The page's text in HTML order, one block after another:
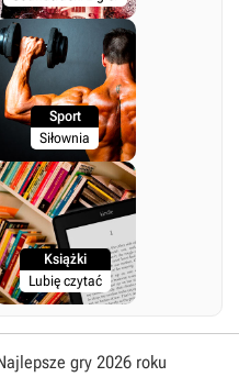
Sport
Siłownia
Książki
Lubię czytać
gry 2026 roku